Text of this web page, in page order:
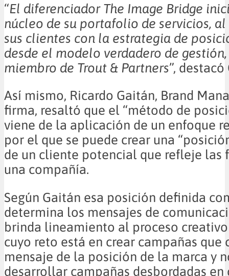
“El diferenciador The Image Bridge
núcleo de su portafolio de servicios,
sus clientes con la estrategia de
desde el modelo verdadero de
miembro de Trout & Partners”, destacó
Así mismo, Ricardo Gaitán, Brand
firma, resaltó que el “método de
viene de la aplicación de un enfoque
por el que se puede crear una
de un cliente potencial que refleje las
una compañía.
Según Gaitán esa posición definida
determina los mensajes de
brinda lineamiento al proceso
cuyo reto está en crear campañas que
mensaje de la posición de la marca y
desarrollar campañas desbordadas en